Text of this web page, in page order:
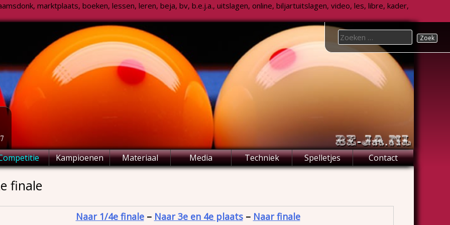
marktplaats, boeken, lessen, leren, beja, bv, b.e.j.a., uitslagen, online, biljartuitslagen, video, les, libre, kader,
Kampioenen Materiaal Media Techniek Spelletjes Contact
Search
for:
finale
Naar 1/4e finale– Naar 3e en 4e plaats– Naar finale